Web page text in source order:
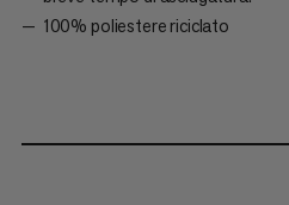
100% poliestere riciclato